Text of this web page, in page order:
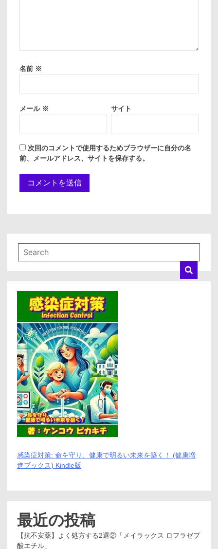
名前 ※
メール ※ サイト
次回のコメントで使用するためブラウザーに自分の名
前、メールアドレス、サイトを保存する。
感染症対策: 命を守り、健康で明るい未来を築く！ (健康増
進ブックス) Kindle版
最近の投稿
【抗不安薬】よく処方する2選②「メイラックス ロフラゼプ
酸エチル」